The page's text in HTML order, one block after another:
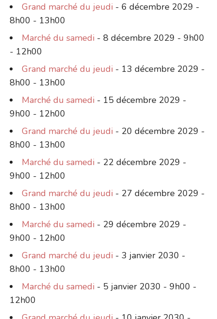
Grand marché du jeudi - 6 décembre 2029 -
8h00 - 13h00
Marché du samedi - 8 décembre 2029 - 9h00
- 12h00
Grand marché du jeudi - 13 décembre 2029 -
8h00 - 13h00
Marché du samedi - 15 décembre 2029 -
9h00 - 12h00
Grand marché du jeudi - 20 décembre 2029 -
8h00 - 13h00
Marché du samedi - 22 décembre 2029 -
9h00 - 12h00
Grand marché du jeudi - 27 décembre 2029 -
8h00 - 13h00
Marché du samedi - 29 décembre 2029 -
9h00 - 12h00
Grand marché du jeudi - 3 janvier 2030 -
8h00 - 13h00
Marché du samedi - 5 janvier 2030 - 9h00 -
12h00